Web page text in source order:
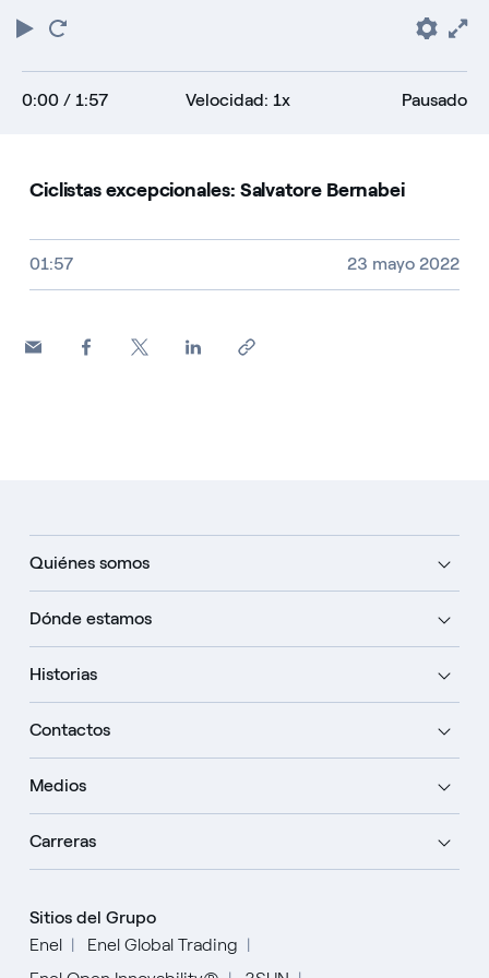
Play
0:00 / 1:57 Velocidad: 1x Pausado
Ciclistas excepcionales: Salvatore Bernabei
Tamaño del vídeo, duración y tipo de fichero
01:57 23 mayo 2022
Quiénes somos
Dónde estamos
Historias
Contactos
Medios
Carreras
Sitios del Grupo
Enel
Enel Global Trading